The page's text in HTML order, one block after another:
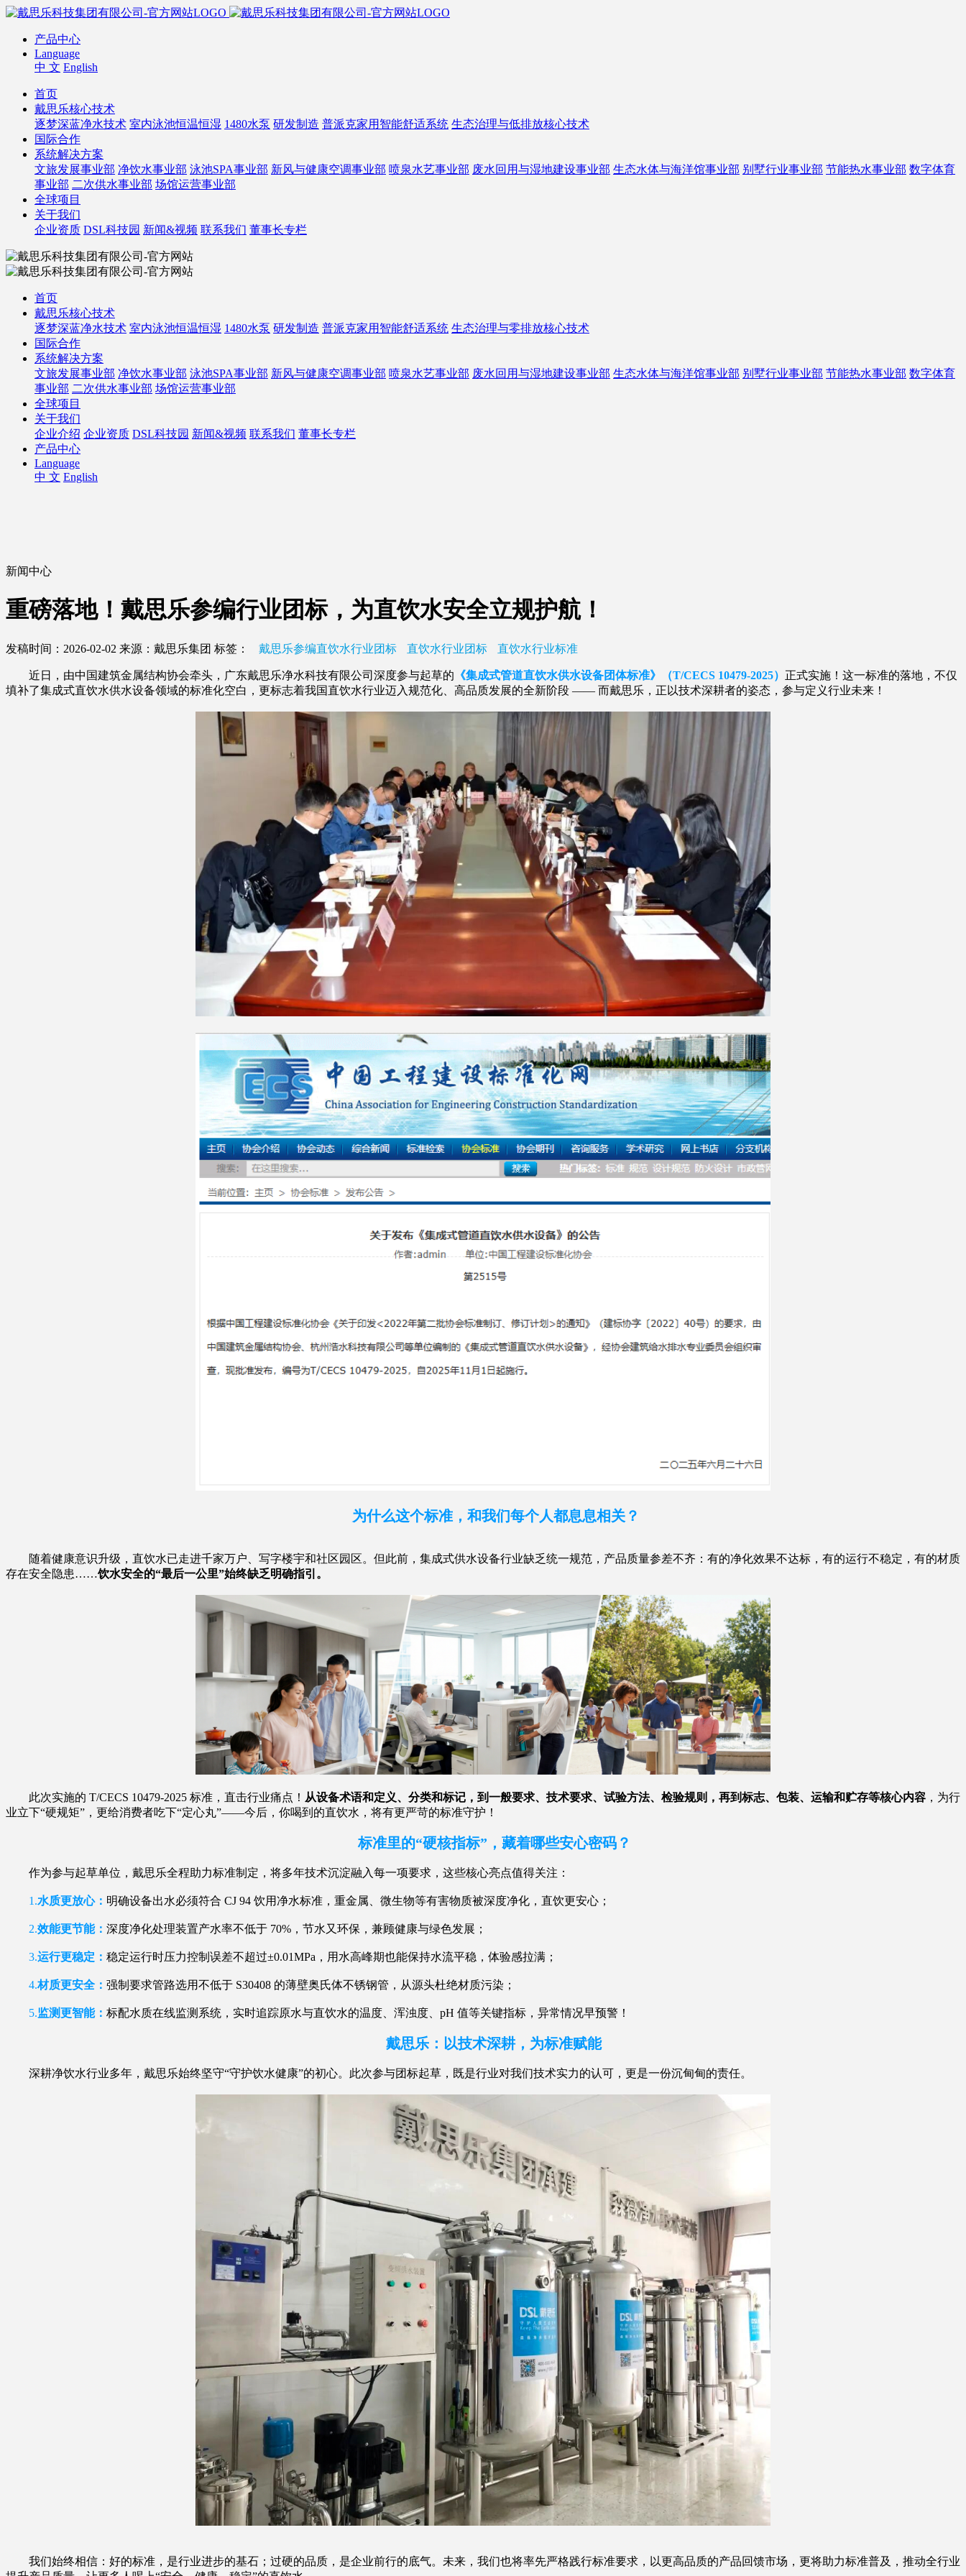
产品中心
Language
中 文 English
首页
戴思乐核心技术
逐梦深蓝净水技术 室内泳池恒温恒湿 1480水泵 研发制造 普派克家用智能舒适系统 生态治理与低排放核心技术
国际合作
系统解决方案
文旅发展事业部 净饮水事业部 泳池SPA事业部 新风与健康空调事业部 喷泉水艺事业部 废水回用与湿地建设事业部 生态水体与海洋馆事业部 别墅行业事业部 节能热水事业部 数字体育
事业部 二次供水事业部 场馆运营事业部
全球项目
关于我们
企业资质 DSL科技园 新闻&视频 联系我们 董事长专栏
首页
戴思乐核心技术
逐梦深蓝净水技术 室内泳池恒温恒湿 1480水泵 研发制造 普派克家用智能舒适系统 生态治理与零排放核心技术
国际合作
系统解决方案
文旅发展事业部 净饮水事业部 泳池SPA事业部 新风与健康空调事业部 喷泉水艺事业部 废水回用与湿地建设事业部 生态水体与海洋馆事业部 别墅行业事业部 节能热水事业部 数字体育
事业部 二次供水事业部 场馆运营事业部
全球项目
关于我们
企业介绍 企业资质 DSL科技园 新闻&视频 联系我们 董事长专栏
产品中心
Language
中 文 English
新闻中心
重磅落地！戴思乐参编行业团标，为直饮水安全立规护航！
发稿时间：2026-02-02 来源：戴思乐集团 标签： 戴思乐参编直饮水行业团标 直饮水行业团标 直饮水行业标准
近日，由中国建筑金属结构协会牵头，广东戴思乐净水科技有限公司深度参与起草的 《集成式管道直饮水供水设备团体标准》（T/CECS 10479-2025） 正式实施！这一标准的落地，不仅
填补了集成式直饮水供水设备领域的标准化空白，更标志着我国直饮水行业迈入规范化、高品质发展的全新阶段 —— 而戴思乐，正以技术深耕者的姿态，参与定义行业未来！
为什么这个标准，和我们每个人都息息相关？
随着健康意识升级，直饮水已走进千家万户、写字楼宇和社区园区。但此前，集成式供水设备行业缺乏统一规范，产品质量参差不齐：有的净化效果不达标，有的运行不稳定，有的材质
存在安全隐患……饮水安全的“最后一公里”始终缺乏明确指引。
此次实施的 T/CECS 10479-2025 标准，直击行业痛点！ 从设备术语和定义、分类和标记，到一般要求、技术要求、试验方法、检验规则，再到标志、包装、运输和贮存等核心内容 ，为行
业立下“硬规矩”，更给消费者吃下“定心丸”——今后，你喝到的直饮水，将有更严苛的标准守护！
标准里的“硬核指标”，藏着哪些安心密码？
作为参与起草单位，戴思乐全程助力标准制定，将多年技术沉淀融入每一项要求，这些核心亮点值得关注：
1.水质更放心： 明确设备出水必须符合 CJ 94 饮用净水标准，重金属、微生物等有害物质被深度净化，直饮更安心；
2.效能更节能： 深度净化处理装置产水率不低于 70%，节水又环保，兼顾健康与绿色发展；
3.运行更稳定： 稳定运行时压力控制误差不超过±0.01MPa，用水高峰期也能保持水流平稳，体验感拉满；
4.材质更安全： 强制要求管路选用不低于 S30408 的薄壁奥氏体不锈钢管，从源头杜绝材质污染；
5.监测更智能： 标配水质在线监测系统，实时追踪原水与直饮水的温度、浑浊度、pH 值等关键指标，异常情况早预警！
戴思乐：以技术深耕，为标准赋能
深耕净饮水行业多年，戴思乐始终坚守“守护饮水健康”的初心。此次参与团标起草，既是行业对我们技术实力的认可，更是一份沉甸甸的责任。
我们始终相信：好的标准，是行业进步的基石；过硬的品质，是企业前行的底气。未来，我们也将率先严格践行标准要求，以更高品质的产品回馈市场，更将助力标准普及，推动全行业